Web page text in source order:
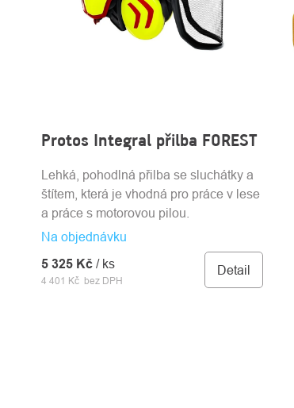
Protos Integral přilba FOREST
Na objednávku
4 401 Kč bez DPH
5 325 Kč / ks Detail
Lehká, pohodlná přilba se sluchátky a
štítem, která je vhodná pro práce v lese
a práce s motorovou pilou.